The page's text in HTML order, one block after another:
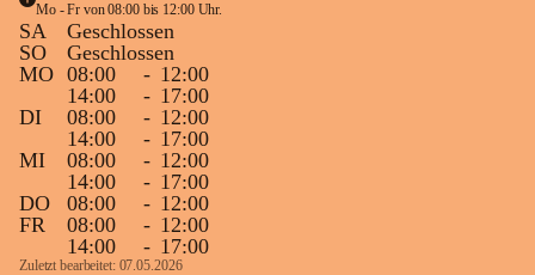
Mo - Fr von 08:00 bis 12:00 Uhr.
SA
Geschlossen
SO
Geschlossen
MO 08:00 - 12:00
14:00
- 17:00
DI
08:00 - 12:00
14:00
- 17:00
MI
08:00 - 12:00
14:00
- 17:00
DO
08:00 - 12:00
FR
08:00 - 12:00
14:00
- 17:00
Zuletzt bearbeitet: 07.05.2026